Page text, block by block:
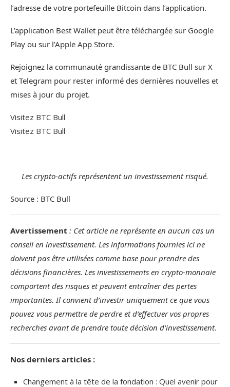
l’adresse de votre portefeuille Bitcoin dans l’application.
L’application Best Wallet peut être téléchargée sur Google
Play ou sur l’Apple App Store.
Rejoignez la communauté grandissante de BTC Bull sur X
et Telegram pour rester informé des dernières nouvelles et
mises à jour du projet.
Visitez BTC Bull
Visitez BTC Bull
Les crypto-actifs représentent un investissement risqué.
Source : BTC Bull
Avertissement : Cet article ne représente en aucun cas un
conseil en investissement. Les informations fournies ici ne
doivent pas être utilisées comme base pour prendre des
décisions financières. Les investissements en crypto-monnaie
comportent des risques et peuvent entraîner des pertes
importantes. Il convient d’investir uniquement ce que vous
pouvez vous permettre de perdre et d’effectuer vos propres
recherches avant de prendre toute décision d’investissement.
Nos derniers articles :
Changement à la tête de la fondation : Quel avenir pour